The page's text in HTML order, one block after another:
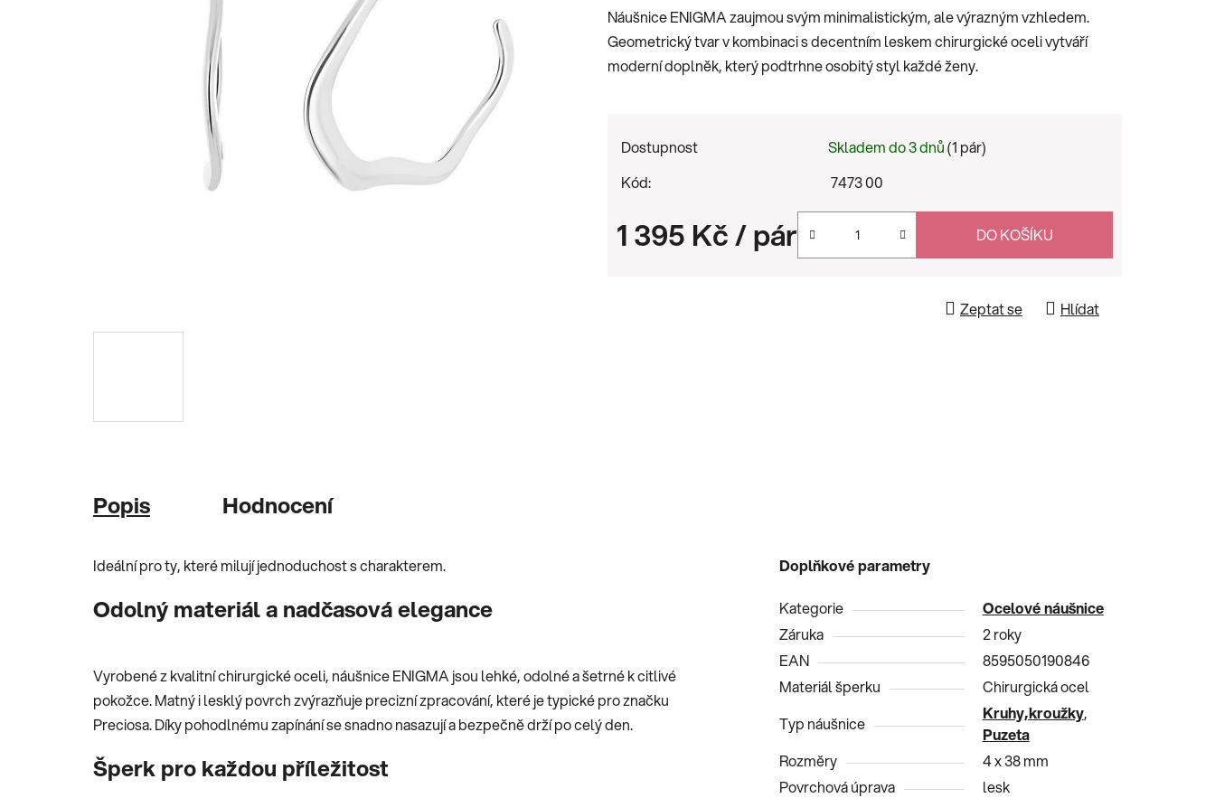
0,0
z
5
Náušnice ENIGMA zaujmou svým minimalistickým, ale výrazným vzhledem.
Geometrický tvar v kombinaci s decentním leskem chirurgické oceli vytváří
moderní doplněk, který podtrhne osobitý styl každé ženy.
Dostupnost Skladem do 3 dnů(1 pár)
Kód:
7473 00
1 395 Kč/ pár DO KOŠÍKU
Zeptat se Hlídat
Popis Hodnocení
Ideální pro ty, které milují jednoduchost s charakterem.
Odolný materiál a nadčasová elegance
Vyrobené z kvalitní chirurgické oceli, náušnice ENIGMA jsou lehké, odolné a šetrné k citlivé
pokožce. Matný i lesklý povrch zvýrazňuje precizní zpracování, které je typické pro značku
Preciosa. Díky pohodlnému zapínání se snadno nasazují a bezpečně drží po celý den.
Šperk pro každou příležitost
Doplňkové parametry
Kategorie
Ocelové náušnice
Záruka
2 roky
EAN
8595050190846
Materiál šperku
Chirurgická ocel
Typ náušnice
Kruhy,kroužky,
Puzeta
Rozměry
4 x 38 mm
Povrchová úprava
lesk